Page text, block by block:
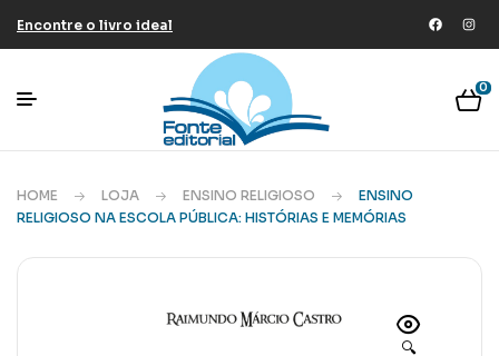
Encontre o livro ideal
0
HOME LOJA ENSINO RELIGIOSO
ENSINO
RELIGIOSO NA ESCOLA PÚBLICA: HISTÓRIAS E MEMÓRIAS
🔍